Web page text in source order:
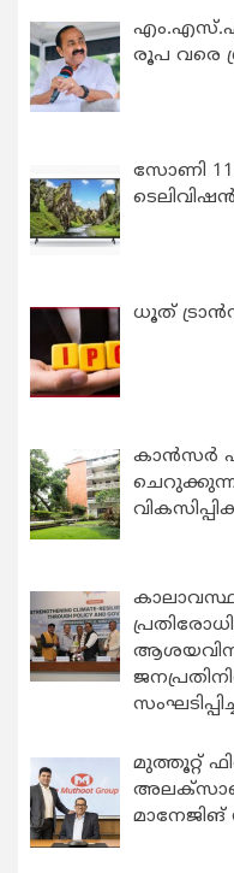
രൂപ വരെ
സോണി
ധൂത്
കാന്‍സര്‍
മുത്തൂറ്റ്